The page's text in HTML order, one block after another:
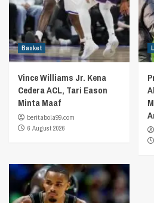
Basket
Vince Williams Jr. Kena
Cedera ACL, Tari Eason
Minta Maaf
beritabola99.com
6 August 2026